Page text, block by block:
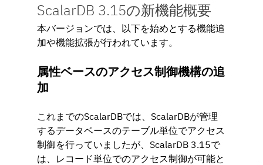
ScalarDB 3.15の新機能概要
本バージョンでは、以下を始めとする機能追
加や機能拡張が行われています。
属性ベースのアクセス制御機構の追
加
これまでのScalarDBでは、ScalarDBが管理
するデータベースのテーブル単位でアクセス
制御を行っていましたが、ScalarDB 3.15で
は、レコード単位でのアクセス制御が可能と